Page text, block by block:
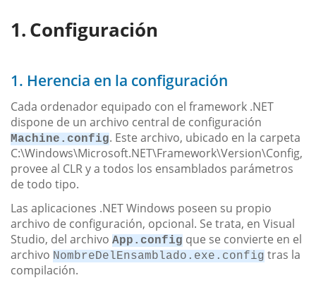
Configuración
1. Herencia en la configuración
Cada ordenador equipado con el framework .NET
dispone de un archivo central de configuración
Machine.config. Este archivo, ubicado en la carpeta
C:\Windows\Microsoft.NET\Framework\Version\Config,
provee al CLR y a todos los ensamblados parámetros
de todo tipo.
Las aplicaciones .NET Windows poseen su propio
archivo de configuración, opcional. Se trata, en Visual
Studio, del archivo App.config que se convierte en el
archivo NombreDelEnsamblado.exe.config tras la
compilación.